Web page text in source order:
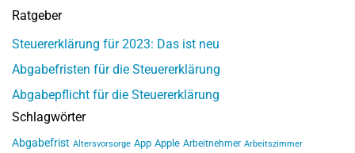
Ratgeber
Steuererklärung für 2023: Das ist neu
Abgabefristen für die Steuererklärung
Abgabepflicht für die Steuererklärung
Schlagwörter
Abgabefrist Altersvorsorge App Apple Arbeitnehmer Arbeitszimmer